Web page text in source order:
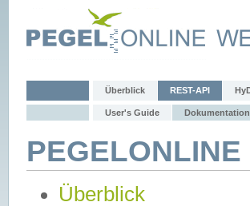
Überblick REST-API
User's Guide Dokumentation
Überblick